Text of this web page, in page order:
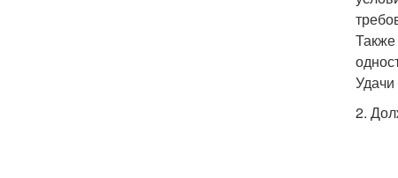
Также
2.